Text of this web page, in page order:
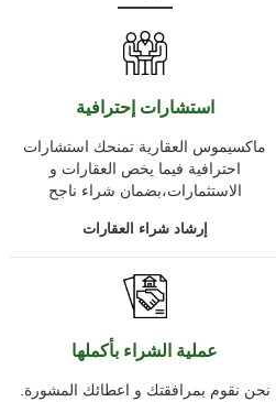
استشارات إحترافية
ماكسيموس العقارية تمنحك استشارات
احترافية فيما يخص العقارات و
الاستثمارات،بضمان شراء ناجح
إرشاد شراء العقارات
عملية الشراء بأكملها